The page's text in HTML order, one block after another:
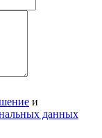
и
данных